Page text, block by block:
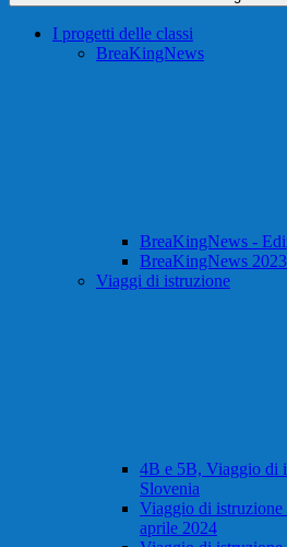
I progetti delle classi
BreaKingNews
BreaKingNews -
BreaKingNews
Viaggi di istruzione
4B e 5B, Viaggio di
Slovenia
Viaggio di istruzione
aprile 2024